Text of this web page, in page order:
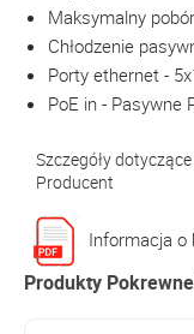
Maksymalny
Chłodzenie
Porty ethernet -
PoE in - Pasywne
Szczegóły
Producent
Informacja o
Produkty